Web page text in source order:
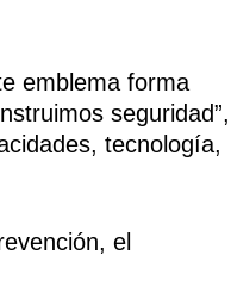
emblema forma
seguridad”,
tecnología,
el